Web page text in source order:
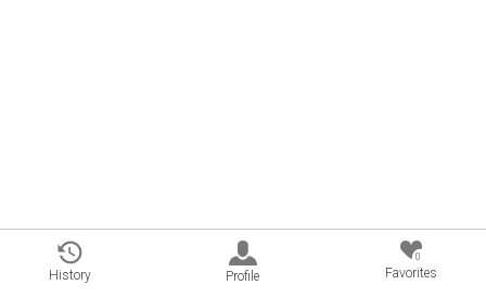
History Profile
0
Favorites